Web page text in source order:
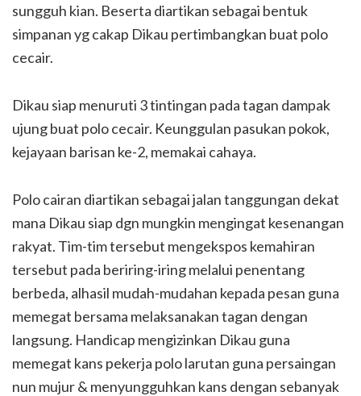
sungguh kian. Beserta diartikan sebagai bentuk
simpanan yg cakap Dikau pertimbangkan buat polo
cecair.
Dikau siap menuruti 3 tintingan pada tagan dampak
ujung buat polo cecair. Keunggulan pasukan pokok,
kejayaan barisan ke-2, memakai cahaya.
Polo cairan diartikan sebagai jalan tanggungan dekat
mana Dikau siap dgn mungkin mengingat kesenangan
rakyat. Tim-tim tersebut mengekspos kemahiran
tersebut pada beriring-iring melalui penentang
berbeda, alhasil mudah-mudahan kepada pesan guna
memegat bersama melaksanakan tagan dengan
langsung. Handicap mengizinkan Dikau guna
memegat kans pekerja polo larutan guna persaingan
nun mujur & menyungguhkan kans dengan sebanyak